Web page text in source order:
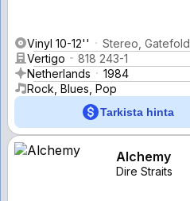
Vinyl 10-12''
Stereo, Gatefold
Vertigo
818 243-1
Netherlands
1984
Rock, Blues, Pop
Tarkista hinta
Alchemy
Dire Straits